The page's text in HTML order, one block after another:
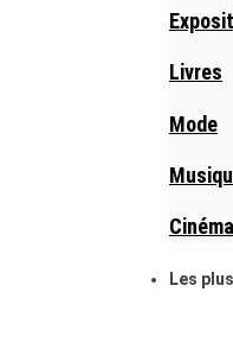
Livres
Mode
Cinéma
Les